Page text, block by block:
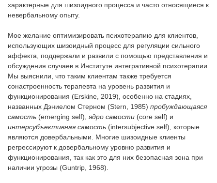
характерные для шизоидного процесса и часто относящиеся к
невербальному опыту.
Мое желание оптимизировать психотерапию для клиентов,
использующих шизоидный процесс для регуляции сильного
аффекта, поддержали и развили с помощью представления и
обсуждения случаев в Институте интегративной психотерапии.
Мы выяснили, что таким клиентам также требуется
сонастроенность терапевта на уровень развития и
функционирования (Erskine, 2019), особенно на стадиях,
названных Дэниелом Стерном (Stern, 1985) пробуждающаяся
самость (emerging self), ядро самости (core self) и
интерсубъективная самость (intersubjective self), которые
являются довербальными. Многие шизоидные клиенты
регрессируют к довербальному уровню развития и
функционирования, так как это для них безопасная зона при
наличии угрозы (Guntrip, 1968).